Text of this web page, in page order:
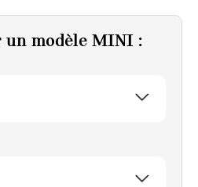
un modèle MINI :